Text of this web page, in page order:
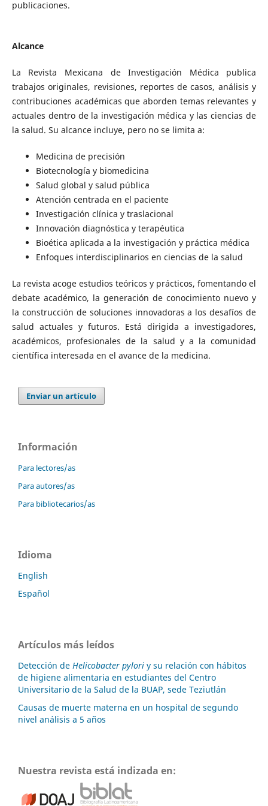
publicaciones.
Alcance
La Revista Mexicana de Investigación Médica publica
trabajos originales, revisiones, reportes de casos, análisis y
contribuciones académicas que aborden temas relevantes y
actuales dentro de la investigación médica y las ciencias de
la salud. Su alcance incluye, pero no se limita a:
Medicina de precisión
Biotecnología y biomedicina
Salud global y salud pública
Atención centrada en el paciente
Investigación clínica y traslacional
Innovación diagnóstica y terapéutica
Bioética aplicada a la investigación y práctica médica
Enfoques interdisciplinarios en ciencias de la salud
La revista acoge estudios teóricos y prácticos, fomentando el
debate académico, la generación de conocimiento nuevo y
la construcción de soluciones innovadoras a los desafíos de
salud actuales y futuros. Está dirigida a investigadores,
académicos, profesionales de la salud y a la comunidad
científica interesada en el avance de la medicina.
Enviar un artículo
Información
Para lectores/as
Para autores/as
Para bibliotecarios/as
Idioma
English
Español
Artículos más leídos
Detección de Helicobacter pylori y su relación con hábitos
de higiene alimentaria en estudiantes del Centro
Universitario de la Salud de la BUAP, sede Teziutlán
Causas de muerte materna en un hospital de segundo
nivel análisis a 5 años
Nuestra revista está indizada en: